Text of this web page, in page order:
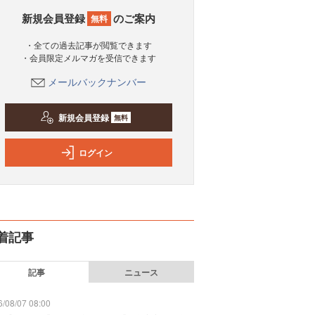
新規会員登録 無料 のご案内
・全ての過去記事が閲覧できます
・会員限定メルマガを受信できます
メールバックナンバー
新規会員登録 無料
ログイン
記事
記事 ニュース
08/07 08:00